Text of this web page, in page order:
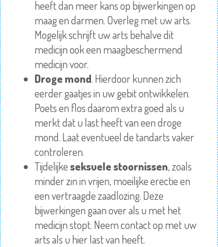
heeft dan meer kans op bijwerkingen op
maag en darmen. Overlegmet uw arts.
Mogelijk schrijft uw arts behalve dit
medicijn ook een maagbeschermend
medicijn voor.
Droge mond. Hierdoor kunnen zich
eerder gaatjes in uw gebit ontwikkelen.
Poets en flos daarom extra goed als u
merkt dat u last heeft van een droge
mond. Laat eventueel de tandarts vaker
controleren.
Tijdelijkeseksuele stoornissen, zoals
minder zin in vrijen, moeilijke erectie en
een vertraagde zaadlozing. Deze
bijwerkingen gaan over als u met het
medicijn stopt. Neem contact op met uw
arts als u hier last van heeft.